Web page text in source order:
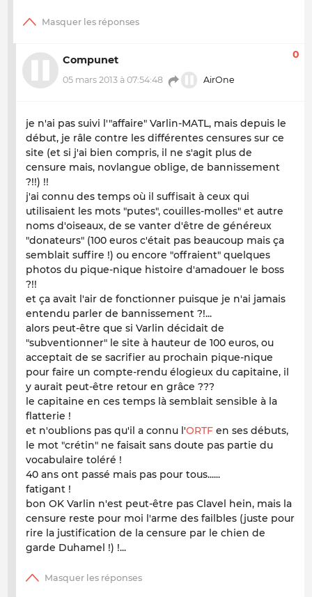
Compunet
05 mars 2013 à 07:54:48 AirOne
0
je n'ai pas suivi l'"affaire" Varlin-MATL, mais depuis le
début, je râle contre les différentes censures sur ce
site (et si j'ai bien compris, il ne s'agit plus de
censure mais, novlangue oblige, de bannissement
?!!) !!
j'ai connu des temps où il suffisait à ceux qui
utilisaient les mots "putes", couilles-molles" et autre
noms d'oiseaux, de se vanter d'être de généreux
"donateurs" (100 euros c'était pas beaucoup mais ça
semblait suffire !) ou encore "offraient" quelques
photos du pique-nique histoire d'amadouer le boss
?!!
et ça avait l'air de fonctionner puisque je n'ai jamais
entendu parler de bannissement ?!...
alors peut-être que si Varlin décidait de
"subventionner" le site à hauteur de 100 euros, ou
acceptait de se sacrifier au prochain pique-nique
pour faire un compte-rendu élogieux du capitaine, il
y aurait peut-être retour en grâce ???
le capitaine en ces temps là semblait sensible à la
flatterie !
et n'oublions pas qu'il a connu l'ORTF en ses débuts,
le mot "crétin" ne faisait sans doute pas partie du
vocabulaire toléré !
40 ans ont passé mais pas pour tous......
fatigant !
bon OK Varlin n'est peut-être pas Clavel hein, mais la
censure reste pour moi l'arme des failbles (juste pour
rire la justification de la censure par le chien de
garde Duhamel !) !...